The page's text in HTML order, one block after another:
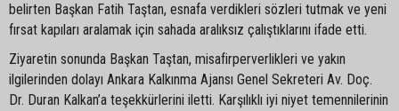
belirten Başkan Fatih Taştan, esnafa verdikleri sözleri tutmak ve yeni
fırsat kapıları aralamak için sahada aralıksız çalıştıklarını ifade etti.
Ziyaretin sonunda Başkan Taştan, misafirperverlikleri ve yakın
ilgilerinden dolayı Ankara Kalkınma Ajansı Genel Sekreteri Av. Doç.
Dr. Duran Kalkan’a teşekkürlerini iletti. Karşılıklı iyi niyet temennilerinin